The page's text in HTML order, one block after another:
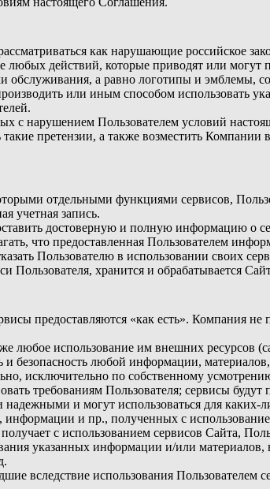
как нарушающие российское
любых действий, которые приводят или
а равно логотипы и эмблемы,
или иным способом использовать
с нарушением Пользователем условий
такие претензии, а также возместить
отдельными функциями сервисов,
учетная запись.
достоверную и полную информацию о
что предоставленная Пользователем
Пользователю в использовании своих
хранится и обрабатывается
предоставляются «как есть». Компания не
любое использование им внешних ресурсов
и безопасность любой информации,
исключительно по собственному
требованиям Пользователя; сервисы
и могут использоваться для
и пр., полученных с
с использованием сервисов Сайта,
указанных информации и/или
вследствие использования Пользователем